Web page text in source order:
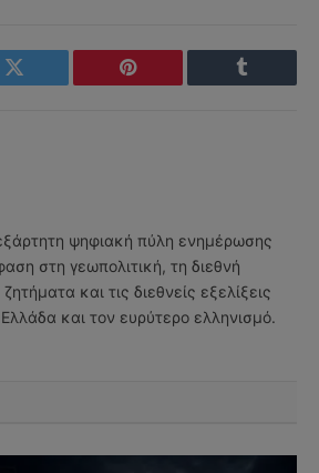
Twitter Pinterest Tumblr
ψηφιακή πύλη ενημέρωσης
στη γεωπολιτική, τη διεθνή
και τις διεθνείς εξελίξεις
και τον ευρύτερο ελληνισμό.